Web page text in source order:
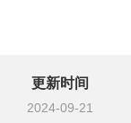
台湾北部等液压元件
更新时间
2024-09-21